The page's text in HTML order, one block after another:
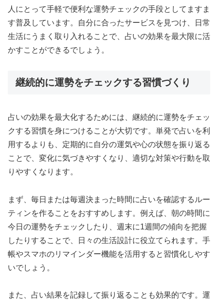
人にとって手軽で便利な運勢チェックの手段としてますま
す普及しています。自分に合ったサービスを見つけ、日常
生活にうまく取り入れることで、占いの効果を最大限に活
かすことができるでしょう。
継続的に運勢をチェックする習慣づくり
占いの効果を最大化するためには、継続的に運勢をチェッ
クする習慣を身につけることが大切です。単発で占いを利
用するよりも、定期的に自分の運気や心の状態を振り返る
ことで、変化に気づきやすくなり、適切な対策や行動を取
りやすくなります。
まず、毎日または毎週決まった時間に占いを確認するルー
ティンを作ることをおすすめします。例えば、朝の時間に
今日の運勢をチェックしたり、週末に1週間の傾向を把握
したりすることで、日々の生活設計に役立てられます。手
帳やスマホのリマインダー機能を活用すると習慣化しやす
いでしょう。
また、占い結果を記録して振り返ることも効果的です。運